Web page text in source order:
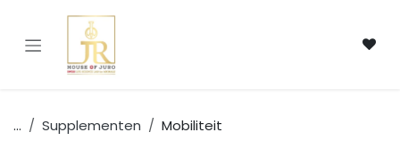
... Supplementen Mobiliteit